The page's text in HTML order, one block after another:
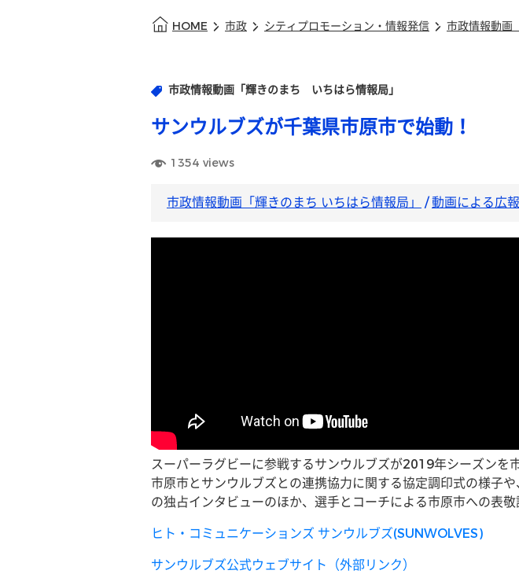
HOME 市政 シティプロモーション・情報発信 市政情報動画
市政情報動画「輝きのまち いちはら情報局」
サンウルブズが千葉県市原市で始動！
1354 views
市政情報動画「輝きのまち いちはら情報局」 /動画による広報
スーパーラグビーに参戦するサンウルブズが2019年シーズンを
市原市とサンウルブズとの連携協力に関する協定調印式の様子
の独占インタビューのほか、選手とコーチによる市原市への表敬
ヒト・コミュニケーションズ サンウルブズ(SUNWOLVES)
サンウルブズ公式ウェブサイト（外部リンク）